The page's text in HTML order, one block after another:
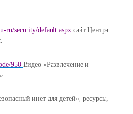
ru/security/default.aspx сайт Центра
950 Видео «Развлечение и
инет для детей», ресурсы,